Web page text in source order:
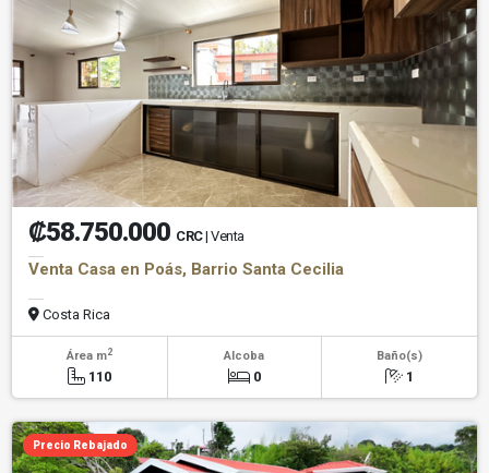
₡58.750.000 CRC| Venta
Venta Casa en Poás, Barrio Santa Cecilia
Costa Rica
Área m2
110
Alcoba
0
Baño(s)
1
Precio Rebajado